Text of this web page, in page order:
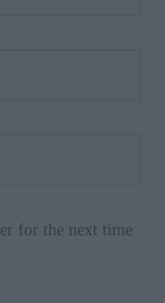
for the next time